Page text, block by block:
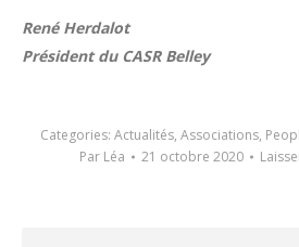
René Herdalot
Président du CASR Belley
Categories: Actualités, Associations,
Par Léa 21 octobre 2020